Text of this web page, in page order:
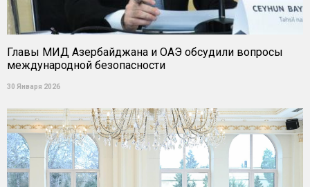
Главы МИД Азербайджана и ОАЭ обсудили вопросы
международной безопасности
30 Января 2026